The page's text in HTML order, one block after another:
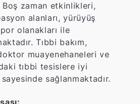
Boş zaman etkinlikleri,
alanları, yürüyüş
olanakları ile
Tıbbi bakım,
muayenehaneleri ve
tıbbi tesislere iyi
sağlanmaktadır.